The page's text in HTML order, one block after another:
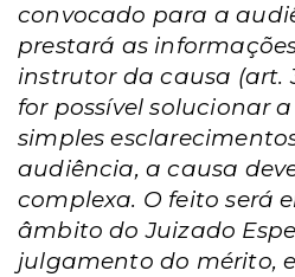
convocado para a
prestará as
instrutor da causa (art.
for possível solucionar
simples
audiência, a causa
complexa. O feito será
âmbito do Juizado
julgamento do mérito,